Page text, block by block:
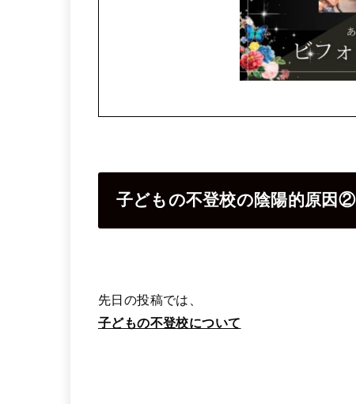
子どもの不登校の陰陽的原因②
先日の投稿では、
子どもの不登校について